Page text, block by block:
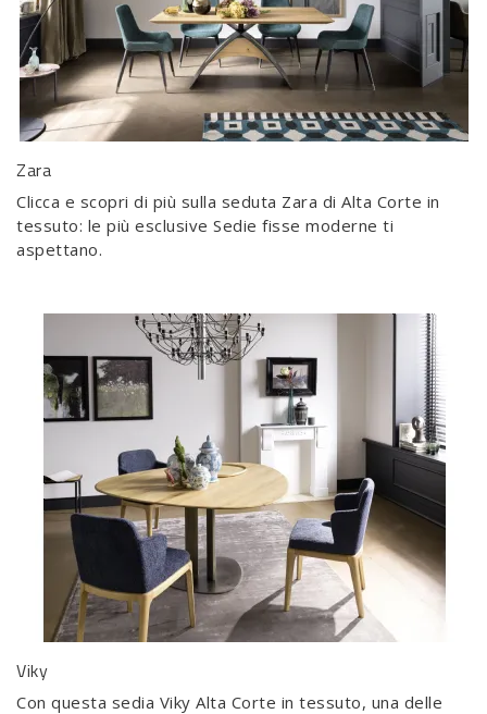
Zara
Clicca e scopri di più sulla seduta Zara di Alta Corte in
tessuto: le più esclusive Sedie fisse moderne ti
aspettano.
Viky
Con questa sedia Viky Alta Corte in tessuto, una delle